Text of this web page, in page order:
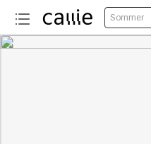
Sommer